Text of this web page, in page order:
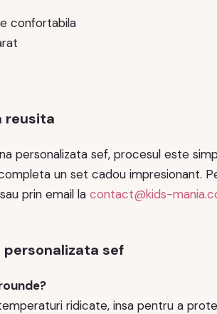
confortabila
reusita
personalizata sef, procesul este
un set cadou impresionant.
prin email la contact@kids-
sef
ridicate, insa pentru a